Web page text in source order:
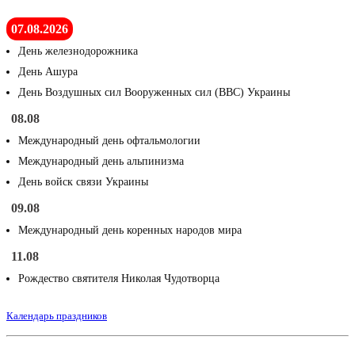
07.08.2026
День железнодорожника
День Ашура
День Воздушных сил Вооруженных сил (ВВС) Украины
08.08
Международный день офтальмологии
Международный день альпинизма
День войск связи Украины
09.08
Международный день коренных народов мира
11.08
Рождество святителя Николая Чудотворца
Календарь праздников